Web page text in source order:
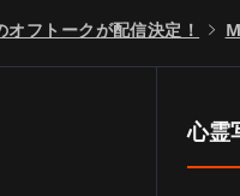
フトークが配信決定！
心霊